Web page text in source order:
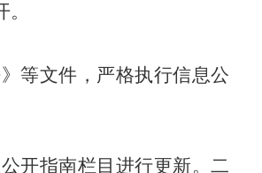
。
等文件，严格执行信息公
开指南栏目进行更新。二